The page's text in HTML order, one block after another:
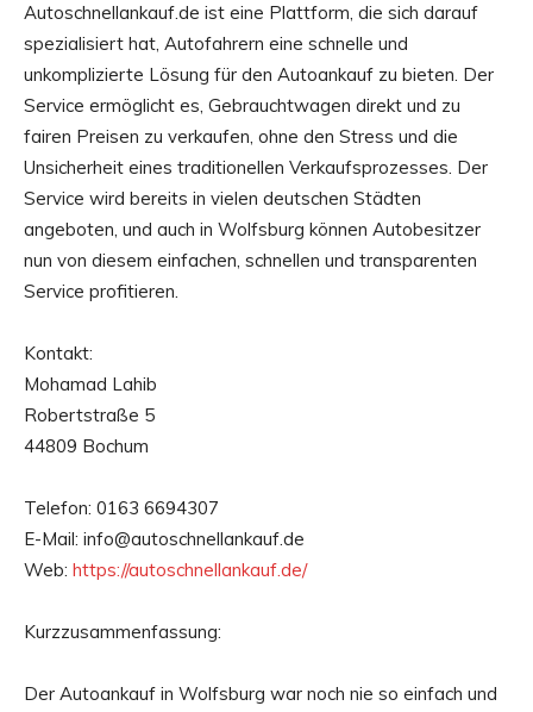
Autoschnellankauf.de ist eine Plattform, die sich darauf
spezialisiert hat, Autofahrern eine schnelle und
unkomplizierte Lösung für den Autoankauf zu bieten. Der
Service ermöglicht es, Gebrauchtwagen direkt und zu
fairen Preisen zu verkaufen, ohne den Stress und die
Unsicherheit eines traditionellen Verkaufsprozesses. Der
Service wird bereits in vielen deutschen Städten
angeboten, und auch in Wolfsburg können Autobesitzer
nun von diesem einfachen, schnellen und transparenten
Service profitieren.
Kontakt:
Mohamad Lahib
Robertstraße 5
44809 Bochum
Telefon: 0163 6694307
E-Mail: info@autoschnellankauf.de
Web: https://autoschnellankauf.de/
Kurzzusammenfassung:
Der Autoankauf in Wolfsburg war noch nie so einfach und